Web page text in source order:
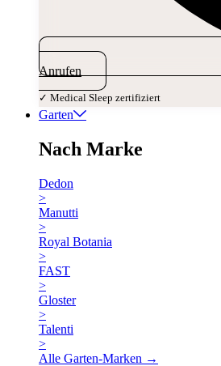
Anrufen
✓ Medical Sleep zertifiziert
Garten
Nach Marke
Dedon
>
Manutti
>
Royal Botania
>
FAST
>
Gloster
>
Talenti
>
Alle Garten-Marken →